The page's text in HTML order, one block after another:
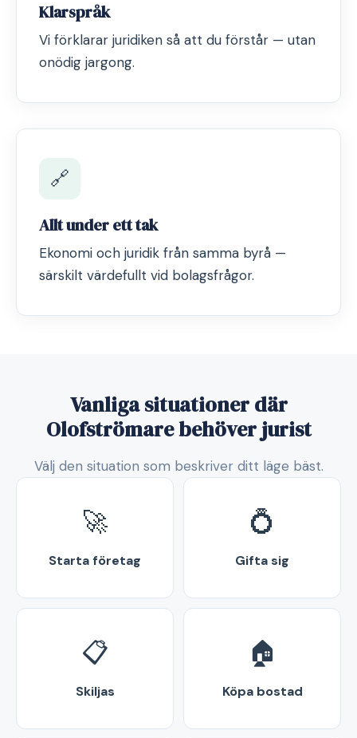
Klarspråk
Vi förklarar juridiken så att du förstår — utan
onödig jargong.
🔗
Allt under ett tak
Ekonomi och juridik från samma byrå —
särskilt värdefullt vid bolagsfrågor.
Vanliga situationer där
Olofströmare behöver jurist
Välj den situation som beskriver ditt läge bäst.
🚀
Starta företag
💍
Gifta sig
📋
Skiljas
🏠
Köpa bostad